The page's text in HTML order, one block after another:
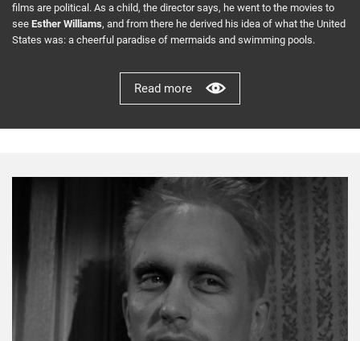
films are political. As a child, the director says, he went to the movies to
see Esther Williams, and from there he derived his idea of ​​what the United
States was: a cheerful paradise of mermaids and swimming pools.
Read more